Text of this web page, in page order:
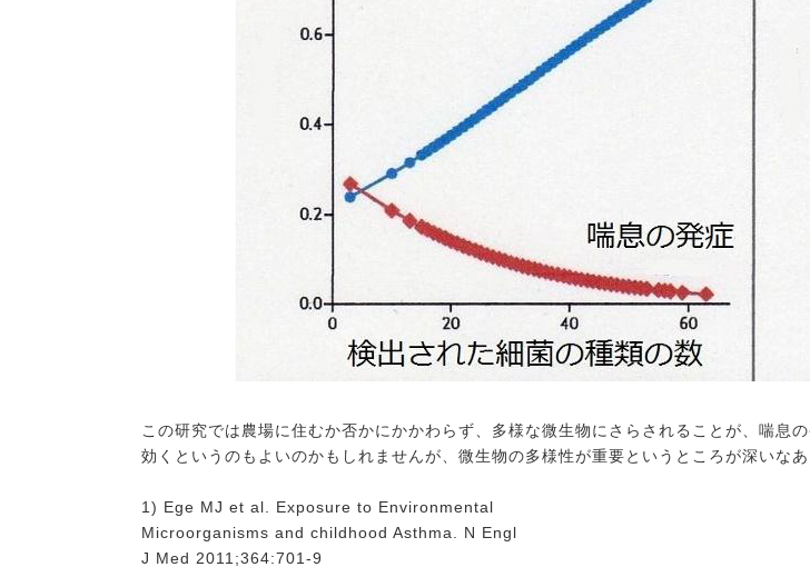
この研究では農場に住むか否かにかかわらず、多様な微生物にさらされることが、喘息
効くというのもよいのかもしれませんが、微生物の多様性が重要というところが深いなあ
1) Ege MJ et al. Exposure to Environmental
Microorganisms and childhood Asthma. N Engl
J Med 2011;364:701-9